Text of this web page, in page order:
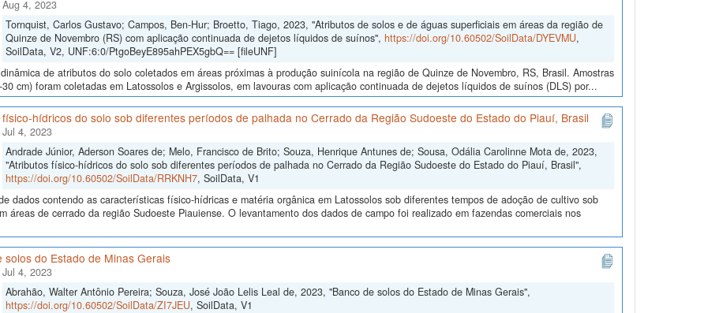
Aug 4, 2023
Tornquist, Carlos Gustavo; Campos, Ben-Hur; Broetto, Tiago, 2023, "Atributos de solos e de águas superficiais em áreas da região de
Quinze de Novembro (RS) com aplicação continuada de dejetos líquidos de suínos", https://doi.org/10.60502/SoilData/DYEVMU,
SoilData, V2, UNF:6:0/PtgoBeyE895ahPEX5gbQ== [fileUNF]
de atributos do solo coletados em áreas próximas à produção suinícola na região de Quinze de Novembro, RS, Brasil. Amostras
cm) foram coletadas em Latossolos e Argissolos, em lavouras com aplicação continuada de dejetos líquidos de suínos (DLS) por...
hídricos do solo sob diferentes períodos de palhada no Cerrado da Região Sudoeste do Estado do Piauí, Brasil
Jul 4, 2023
Andrade Júnior, Aderson Soares de; Melo, Francisco de Brito; Souza, Henrique Antunes de; Sousa, Odália Carolinne Mota de, 2023,
"Atributos físico-hídricos do solo sob diferentes períodos de palhada no Cerrado da Região Sudoeste do Estado do Piauí, Brasil",
https://doi.org/10.60502/SoilData/RRKNH7, SoilData, V1
dados contendo as características físico-hídricas e matéria orgânica em Latossolos sob diferentes tempos de adoção de cultivo sob
áreas de cerrado da região Sudoeste Piauiense. O levantamento dos dados de campo foi realizado em fazendas comerciais nos
solos do Estado de Minas Gerais
Jul 4, 2023
Abrahão, Walter Antônio Pereira; Souza, José João Lelis Leal de, 2023, "Banco de solos do Estado de Minas Gerais",
https://doi.org/10.60502/SoilData/ZI7JEU, SoilData, V1